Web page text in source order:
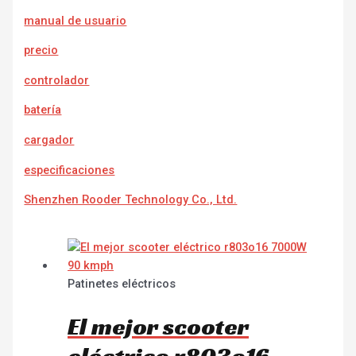
manual de usuario
precio
controlador
batería
cargador
especificaciones
Shenzhen Rooder Technology Co., Ltd.
Patinetes eléctricos
El mejor scooter